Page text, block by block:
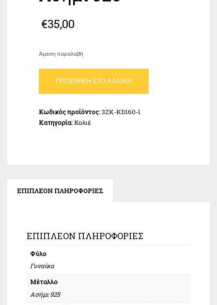
€35,00
Άμεση παραλαβή
Λευκό
Δέντρο
Ασήμι
925
ΠΡΟΣΘΉΚΗ ΣΤΟ ΚΑΛΆΘΙ
Κωδικός προϊόντος:3ZK-KD160-1
Κατηγορία:Κολιέ
ΕΠΙΠΛΈΟΝ ΠΛΗΡΟΦΟΡΊΕΣ
ΕΠΙΠΛΈΟΝ ΠΛΗΡΟΦΟΡΊΕΣ
Φύλο
Γυναίκα
Μέταλλο
Ασήμι 925